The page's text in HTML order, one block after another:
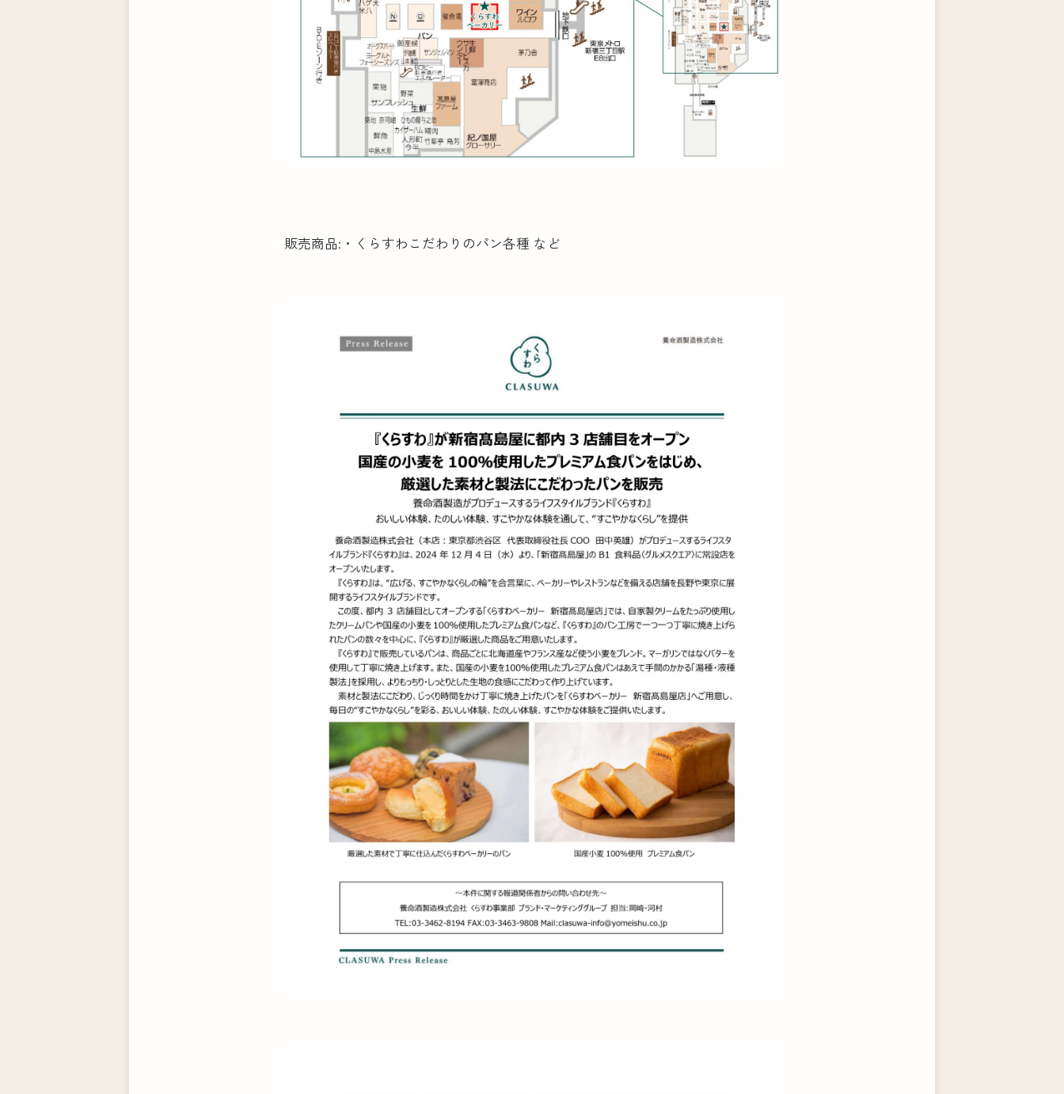
販売商品:・くらすわこだわりのパン各種 など